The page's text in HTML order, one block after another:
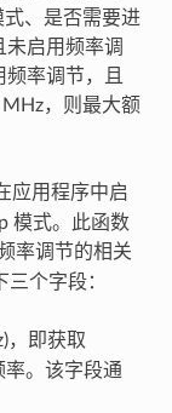
、是否需要进
启用频率调
率调节，且
，则最大额
应用程序中启
模式。此函数
率调节的相关
个字段：
，即获取
。该字段通